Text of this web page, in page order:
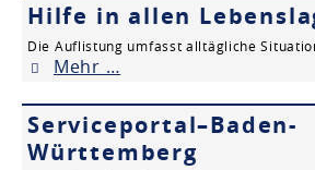
Hilfe in allen
Die Auflistung umfasst alltägliche
Mehr …
Serviceportal–Baden-
Württemberg